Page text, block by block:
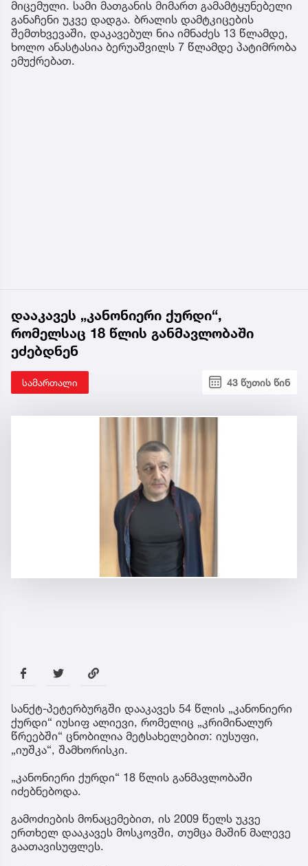
მიცემული. სამი მათგანის მიმართ გამამტყუნებელი
განაჩენი უკვე დადგა. ბრალის დამტკიცების
შემთხვევაში, დაკავებულ ნია იმნაძეს 13 წლამდე,
ხოლო ანასტასია ბერუაშვილს 7 წლამდე პატიმრობა
ემუქრებათ.
დააკავეს „კანონიერი ქურდი“,
რომელსაც 18 წლის განმავლობაში
ეძებდნენ
სამართალი 43 წუთის წინ
სანქტ-პეტერბურგში დააკავეს 54 წლის „კანონიერი
ქურდი“ იუსიფ ალიევი, რომელიც „კრიმინალურ
წრეებში“ ცნობილია მეტსახელებით: იუსუფი,
„იუშკა“, შამხორისკი.
„კანონიერი ქურდი“ 18 წლის განმავლობაში
იძებნებოდა.
გამოძიების მონაცემებით, ის 2009 წელს უკვე
ერთხელ დააკავეს მოსკოვში, თუმცა მაშინ მალევე
გაათავისუფლეს.